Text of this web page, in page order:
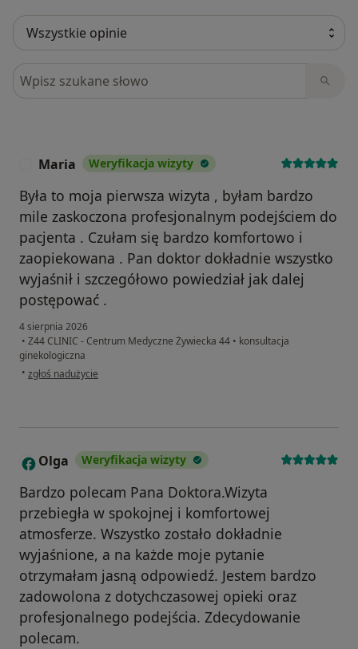
Szukaj w opiniach
Maria Weryfikacja wizyty
Była to moja pierwsza wizyta , byłam bardzo
mile zaskoczona profesjonalnym podejściem do
pacjenta . Czułam się bardzo komfortowo i
zaopiekowana . Pan doktor dokładnie wszystko
wyjaśnił i szczegółowo powiedział jak dalej
postępować .
4 sierpnia 2026
• Z44 CLINIC - Centrum Medyczne Żywiecka 44 • konsultacja
ginekologiczna
• w opinii użytkownika Maria
zgłoś nadużycie
O Olga Weryfikacja wizyty
Bardzo polecam Pana Doktora.Wizyta
przebiegła w spokojnej i komfortowej
atmosferze. Wszystko zostało dokładnie
wyjaśnione, a na każde moje pytanie
otrzymałam jasną odpowiedź. Jestem bardzo
zadowolona z dotychczasowej opieki oraz
profesjonalnego podejścia. Zdecydowanie
polecam.